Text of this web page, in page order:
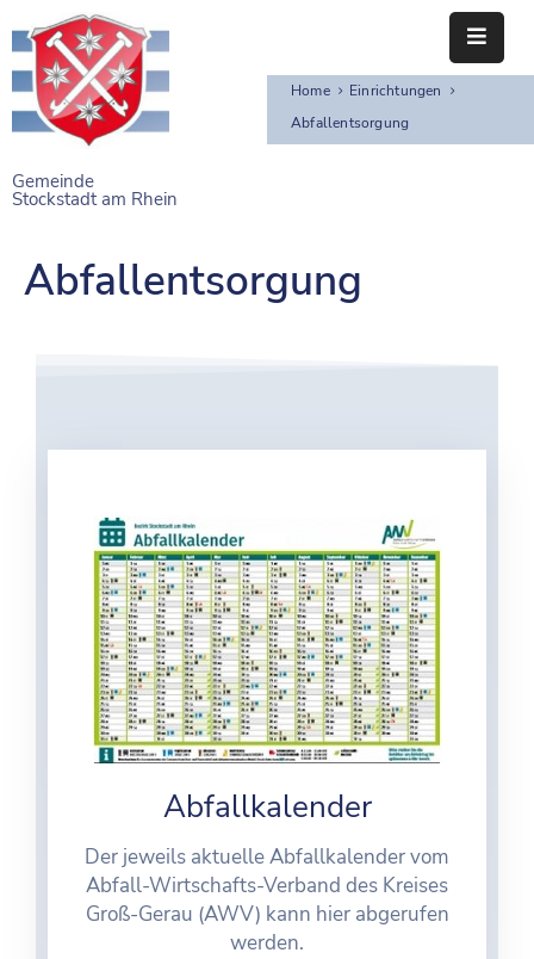
Gemeinde
Stockstadt am Rhein
STARTSEITE
BÜRGERSERVICE
EINRICHTUNGEN
Home
Einrichtungen
Abfallentsorgung
Abfallentsorgung
Abfallkalender
Der jeweils aktuelle Abfallkalender vom
Abfall-Wirtschafts-Verband des Kreises
Groß-Gerau (AWV) kann hier abgerufen
werden.